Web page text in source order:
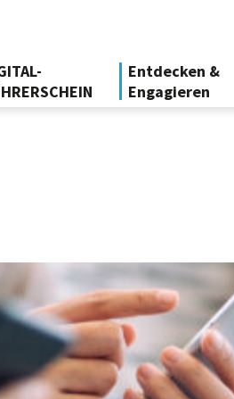
Entdecken &
Engagieren